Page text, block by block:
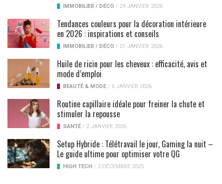
IMMOBILIER / DÉCO / 29 JANVIER 2026
Tendances couleurs pour la décoration intérieure
en 2026 : inspirations et conseils
IMMOBILIER / DÉCO / 21 JANVIER 2026
Huile de ricin pour les cheveux : efficacité, avis et
mode d’emploi
BEAUTÉ & MODE / 6 JANVIER 2026
Routine capillaire idéale pour freiner la chute et
stimuler la repousse
SANTÉ / 2 JANVIER 2026
Setup Hybride : Télétravail le jour, Gaming la nuit –
Le guide ultime pour optimiser votre QG
HIGH TECH / 2 DÉCEMBRE 2025